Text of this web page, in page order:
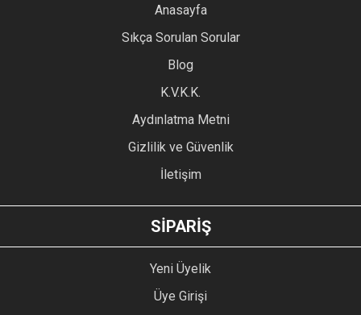
YORUM YAZ
Ürün resmi kalitesiz, bozuk veya görüntülenemiyor.
Ürün açıklamasında eksik bilgiler bulunuyor.
Ürün bilgilerinde hatalar bulunuyor.
Ürün fiyatı diğer sitelerden daha pahalı.
GÖNDER
Anasayfa
Sıkça Sorulan Sorular
Blog
K.V.K.K.
Aydınlatma Metni
Gizlilik ve Güvenlik
İletişim
SİPARİŞ
Yeni Üyelik
Üye Girişi